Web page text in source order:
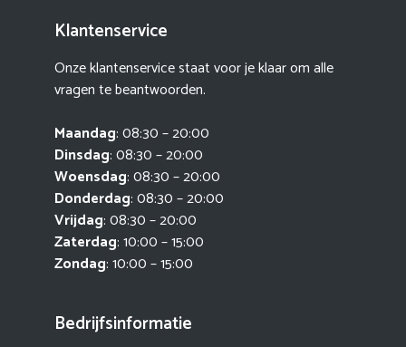
Klantenservice
Onze klantenservice staat voor je klaar om alle
vragen te beantwoorden.
Maandag: 08:30 – 20:00
Dinsdag: 08:30 – 20:00
Woensdag: 08:30 – 20:00
Donderdag: 08:30 – 20:00
Vrijdag: 08:30 – 20:00
Zaterdag: 10:00 – 15:00
Zondag: 10:00 – 15:00
Bedrijfsinformatie